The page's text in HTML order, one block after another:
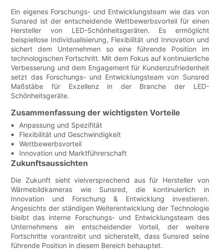
Ein eigenes Forschungs- und Entwicklungsteam wie das von
Sunsred ist der entscheidende Wettbewerbsvorteil für einen
Hersteller von LED-Schönheitsgeräten. Es ermöglicht
beispiellose Individualisierung, Flexibilität und Innovation und
sichert dem Unternehmen so eine führende Position im
technologischen Fortschritt. Mit dem Fokus auf kontinuierliche
Verbesserung und dem Engagement für Kundenzufriedenheit
setzt das Forschungs- und Entwicklungsteam von Sunsred
Maßstäbe für Exzellenz in der Branche der LED-
Schönheitsgeräte.
Zusammenfassung der wichtigsten Vorteile
Anpassung und Spezifität
Flexibilität und Geschwindigkeit
Wettbewerbsvorteil
Innovation und Marktführerschaft
Zukunftsaussichten
Die Zukunft sieht vielversprechend aus für Hersteller von
Wärmebildkameras wie Sunsred, die kontinuierlich in
Innovation und Forschung & Entwicklung investieren.
Angesichts der ständigen Weiterentwicklung der Technologie
bleibt das interne Forschungs- und Entwicklungsteam des
Unternehmens ein entscheidender Vorteil, der weitere
Fortschritte vorantreibt und sicherstellt, dass Sunsred seine
führende Position in diesem Bereich behauptet.